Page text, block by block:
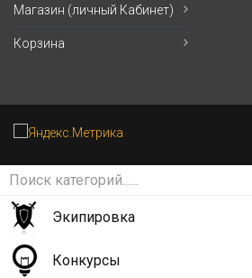
Магазин (личный Кабинет)
Корзина
Экипировка
Конкурсы